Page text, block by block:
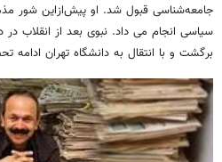
جامعه‌شناسی قبول شد. او پیش‌ازاین شور
سیاسی انجام می داد. نبوی بعد از انقلاب در
برگشت و با انتقال به دانشگاه تهران ادامه